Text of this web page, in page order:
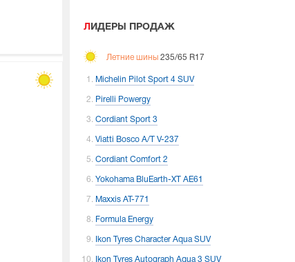
ЛИДЕРЫ ПРОДАЖ
Летние шины 235/65 R17
Michelin Pilot Sport 4 SUV
Pirelli Powergy
Cordiant Sport 3
Viatti Bosco A/T V-237
Cordiant Comfort 2
Yokohama BluEarth-XT AE61
Maxxis AT-771
Formula Energy
Ikon Tyres Character Aqua SUV
Ikon Tyres Autograph Aqua 3 SUV